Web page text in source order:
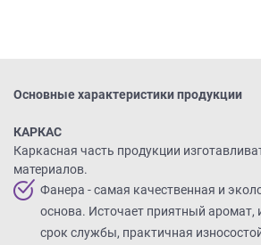
Основные характеристики продукции
КАРКАС
Каркасная часть продукции
материалов.
Фанера - самая качественная и
основа. Источает приятный аромат,
срок службы, практичная
Согласие
обработку
персональных
данных
метрическими
программами